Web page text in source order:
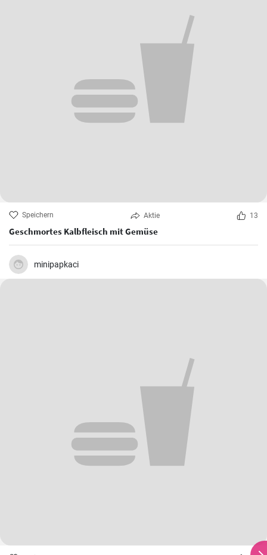
Speichern Aktie 13
Geschmortes Kalbfleisch mit Gemüse
minipapkaci